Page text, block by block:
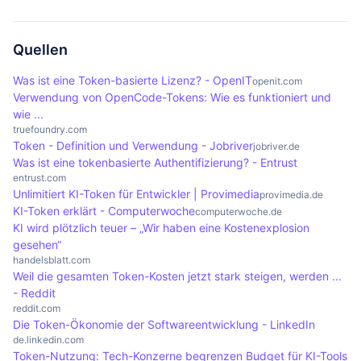
Sicherheit, da sensible Daten durch Tokens
ersetzt werden können.
Anwendungen wie Claude Code oder ChatGPT
Plus, ohne dass zusätzliche Kosten für jeden
bessere Experimentation und Nutzung von KI-
Technologien.
dramatisch verändert, insbesondere mit dem
Aufkommen von KI-Technologien und Blockchain-
exponentiellen Anstieg des Tokenverbrauchs, was
zu einer erhöhten Nachfrage nach Ressourcen und
einer Notwendigkeit für effektives Management
führt. Diese Entwicklung wird als 'Token Panic'
bezeichnet und hat bedeutende Auswirkungen auf
Geschäftsmodelle.
Quellen
Was ist eine Token-basierte Lizenz? - OpenITopenit.com
Verwendung von OpenCode-Tokens: Wie es funktioniert und
wie ...
truefoundry.com
Token - Definition und Verwendung - Jobriverjobriver.de
Was ist eine tokenbasierte Authentifizierung? - Entrust
entrust.com
Unlimitiert KI-Token für Entwickler | Provimediaprovimedia.de
KI-Token erklärt - Computerwochecomputerwoche.de
KI wird plötzlich teuer – „Wir haben eine Kostenexplosion
gesehen“
handelsblatt.com
Weil die gesamten Token-Kosten jetzt stark steigen, werden ...
- Reddit
reddit.com
Die Token-Ökonomie der Softwareentwicklung - LinkedIn
de.linkedin.com
Token-Nutzung: Tech-Konzerne begrenzen Budget für KI-Tools